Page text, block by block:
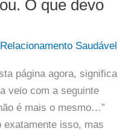
O que devo
Relacionamento Saudável
página agora, significa
veio com a seguinte
é mais o mesmo…”
exatamente isso, mas